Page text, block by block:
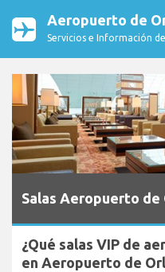
Aeropuerto de
Servicios e Información
Salas Aeropuerto de
¿Qué salas VIP de
en Aeropuerto de